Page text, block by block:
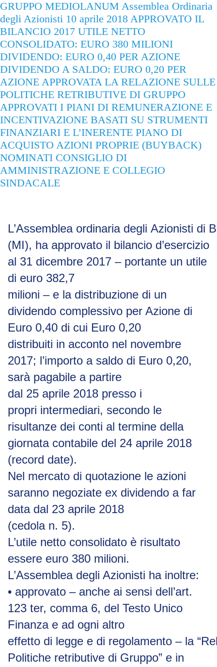
GRUPPO MEDIOLANUM Assemblea Ordinaria
degli Azionisti 10 aprile 2018 APPROVATO IL
BILANCIO 2017 UTILE NETTO
CONSOLIDATO: EURO 380 MILIONI
DIVIDENDO: EURO 0,40 PER AZIONE
DIVIDENDO A SALDO: EURO 0,20 PER
AZIONE APPROVATA LA RELAZIONE SULLE
POLITICHE RETRIBUTIVE DI GRUPPO
APPROVATI I PIANI DI REMUNERAZIONE E
INCENTIVAZIONE BASATI SU STRUMENTI
FINANZIARI E L’INERENTE PIANO DI
ACQUISTO AZIONI PROPRIE (BUYBACK)
NOMINATI CONSIGLIO DI
AMMINISTRAZIONE E COLLEGIO
SINDACALE
L’Assemblea ordinaria degli Azionisti di
(MI), ha approvato il bilancio d’esercizio
al 31 dicembre 2017 – portante un utile
di euro 382,7
milioni – e la distribuzione di un
dividendo complessivo per Azione di
Euro 0,40 di cui Euro 0,20
distribuiti in acconto nel novembre
2017; l’importo a saldo di Euro 0,20,
sarà pagabile a partire
dal 25 aprile 2018 presso i
propri intermediari, secondo le
risultanze dei conti al termine della
giornata contabile del 24 aprile 2018
(record date).
Nel mercato di quotazione le azioni
saranno negoziate ex dividendo a far
data dal 23 aprile 2018
(cedola n. 5).
L’utile netto consolidato è risultato
essere euro 380 milioni.
L’Assemblea degli Azionisti ha inoltre:
• approvato – anche ai sensi dell’art.
123 ter, comma 6, del Testo Unico
Finanza e ad ogni altro
effetto di legge e di regolamento – la
Politiche retributive di Gruppo” e in